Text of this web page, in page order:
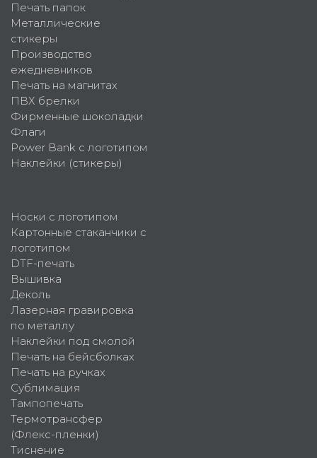
Печать папок
Металлические
стикеры
Производство
ежедневников
Печать на магнитах
ПВХ брелки
Фирменные шоколадки
Флаги
Power Bank с логотипом
Наклейки (стикеры)
Носки с логотипом
Картонные стаканчики с
логотипом
DTF-печать
Вышивка
Деколь
Лазерная гравировка
по металлу
Наклейки под смолой
Печать на бейсболках
Печать на ручках
Сублимация
Тампопечать
Термотрансфер
(Флекс-пленки)
Тиснение